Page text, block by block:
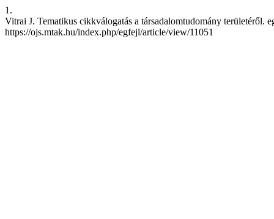
1.
Vitrai J. Tematikus cikkválogatás a társadalomtudomány
https://ojs.mtak.hu/index.php/egfejl/article/view/11051